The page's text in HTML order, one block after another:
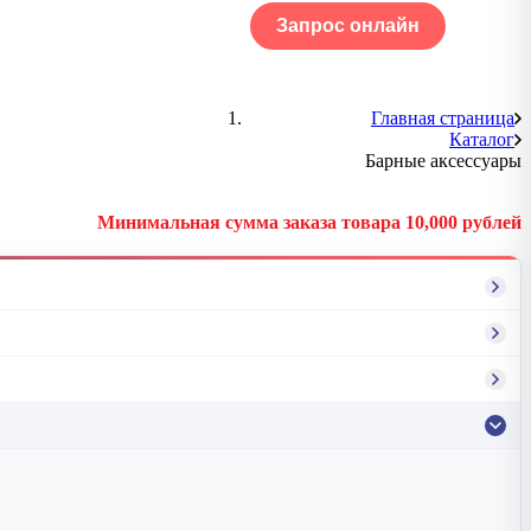
Запрос онлайн
Главная страница
Каталог
Барные аксессуары
Минимальная сумма заказа товара 10,000 рублей